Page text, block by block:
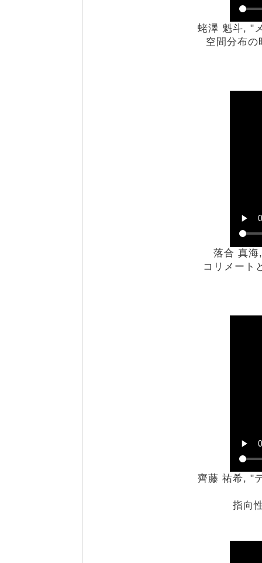
蛯澤 魁斗, "
空間分布
落合 真海
コリメート
齊藤 祐希, "
指向